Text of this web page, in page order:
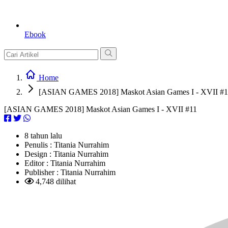
Ebook
Home
[ASIAN GAMES 2018] Maskot Asian Games I - XVII
[ASIAN GAMES 2018] Maskot Asian Games I - XVII #11
8 tahun lalu
Penulis : Titania Nurrahim
Design : Titania Nurrahim
Editor : Titania Nurrahim
Publisher : Titania Nurrahim
4,748 dilihat